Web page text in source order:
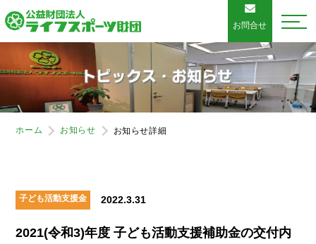
お問合せ
ホーム お知らせ お知らせ詳細
子ども活動支援金 2022.3.31
2021(令和3)年度 子ども活動支援補助金の交付内